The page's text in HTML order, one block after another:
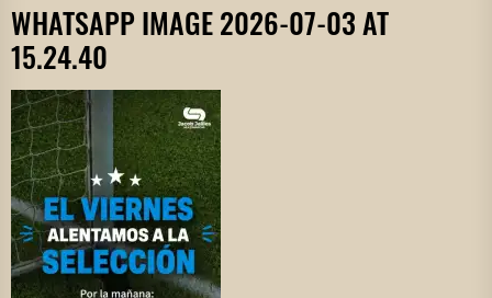
WHATSAPP IMAGE 2026-07-03 AT
15.24.40